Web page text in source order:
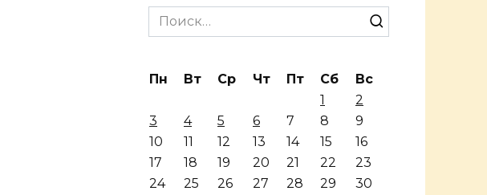
Search
for:
Пн Вт Ср Чт Пт Сб
Вс
1
2
3
4 5 6 7 8
9
10
11 12 13 14 15
16
17
18 19 20 21 22
23
24
25 26 27 28 29
30